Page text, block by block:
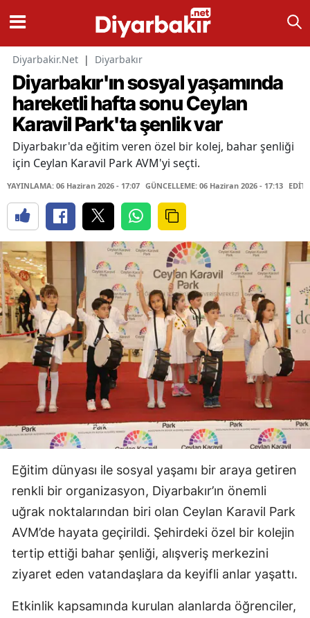
Diyarbakir.Net | Diyarbakır
Diyarbakır'ın sosyal yaşamında
hareketli hafta sonu Ceylan
Karavil Park'ta şenlik var
Diyarbakır'da eğitim veren özel bir kolej, bahar şenliği
için Ceylan Karavil Park AVM'yi seçti.
YAYINLAMA: 06 Haziran 2026 - 17:07 GÜNCELLEME: 06 Haziran 2026 - 17:13
Eğitim dünyası ile sosyal yaşamı bir araya getiren
renkli bir organizasyon, Diyarbakır’ın önemli
uğrak noktalarından biri olan Ceylan Karavil Park
AVM’de hayata geçirildi. Şehirdeki özel bir kolejin
tertip ettiği bahar şenliği, alışveriş merkezini
ziyaret eden vatandaşlara da keyifli anlar yaşattı.
Etkinlik kapsamında kurulan alanlarda öğrenciler,